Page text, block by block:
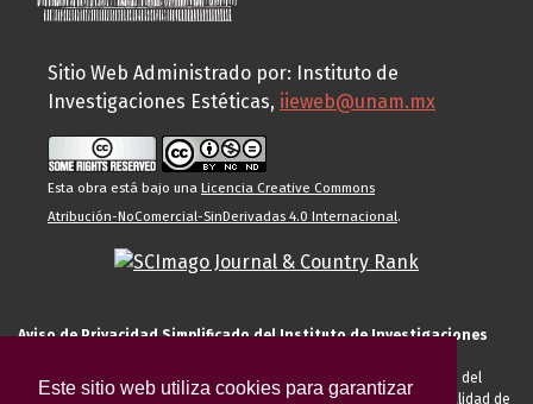
Este sitio web utiliza cookies para garantizar
Sitio Web Administrado por: Instituto de
Investigaciones Estéticas, iieweb@unam.mx
Esta obra está bajo una Licencia Creative Commons
Atribución-NoComercial-SinDerivadas 4.0 Internacional.
Aviso de Privacidad Simplificado del Instituto de Investigaciones
El Instituto de Investigaciones Estéticas de la UNAM, es responsable del
tratamiento de sus datos personales para el registro de usted en calidad de